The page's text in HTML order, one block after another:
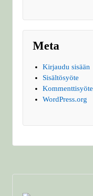
Meta
Kirjaudu sisään
Sisältösyöte
Kommenttisyöte
WordPress.org